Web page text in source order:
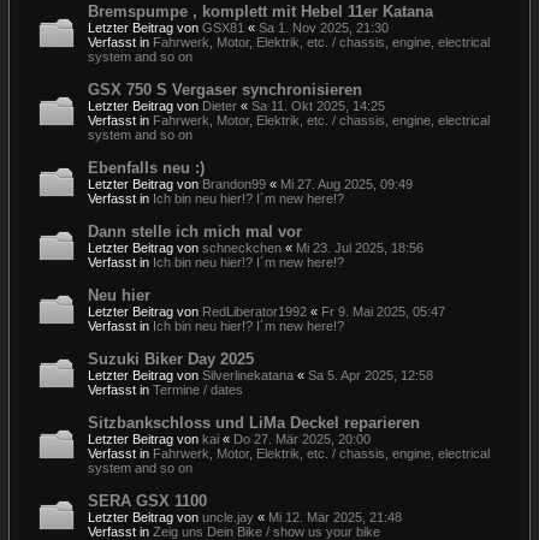
Bremspumpe , komplett mit Hebel 11er Katana
Letzter Beitrag von GSX81 « Sa 1. Nov 2025, 21:30
Verfasst in Fahrwerk, Motor, Elektrik, etc. / chassis, engine, electrical
system and so on
GSX 750 S Vergaser synchronisieren
Letzter Beitrag von Dieter « Sa 11. Okt 2025, 14:25
Verfasst in Fahrwerk, Motor, Elektrik, etc. / chassis, engine, electrical
system and so on
Ebenfalls neu :)
Letzter Beitrag von Brandon99 « Mi 27. Aug 2025, 09:49
Verfasst in Ich bin neu hier!? I´m new here!?
Dann stelle ich mich mal vor
Letzter Beitrag von schneckchen « Mi 23. Jul 2025, 18:56
Verfasst in Ich bin neu hier!? I´m new here!?
Neu hier
Letzter Beitrag von RedLiberator1992 « Fr 9. Mai 2025, 05:47
Verfasst in Ich bin neu hier!? I´m new here!?
Suzuki Biker Day 2025
Letzter Beitrag von Silverlinekatana « Sa 5. Apr 2025, 12:58
Verfasst in Termine / dates
Sitzbankschloss und LiMa Deckel reparieren
Letzter Beitrag von kai « Do 27. Mär 2025, 20:00
Verfasst in Fahrwerk, Motor, Elektrik, etc. / chassis, engine, electrical
system and so on
SERA GSX 1100
Letzter Beitrag von uncle.jay « Mi 12. Mär 2025, 21:48
Verfasst in Zeig uns Dein Bike / show us your bike